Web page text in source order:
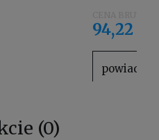
94,22 zł
powiadom
(0)